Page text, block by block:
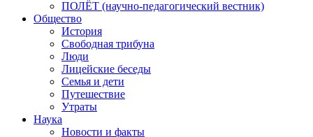
ПОЛЁТ (научно-педагогический вестник)
Общество
История
Свободная трибуна
Люди
Лицейские беседы
Семья и дети
Путешествие
Утраты
Наука
Новости и факты